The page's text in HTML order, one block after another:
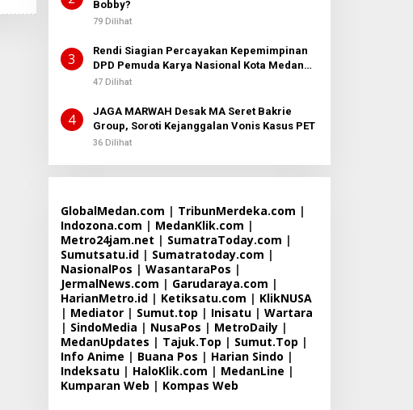
Bobby?
79 Dilihat
3
Rendi Siagian Percayakan Kepemimpinan
DPD Pemuda Karya Nasional Kota Medan
kepada Josef Sembiring
47 Dilihat
4
JAGA MARWAH Desak MA Seret Bakrie
Group, Soroti Kejanggalan Vonis Kasus PET
36 Dilihat
GlobalMedan.com | TribunMerdeka.com |
Indozona.com | MedanKlik.com |
Metro24jam.net | SumatraToday.com |
Sumutsatu.id| Sumatratoday.com |
NasionalPos | WasantaraPos |
JermalNews.com | Garudaraya.com |
HarianMetro.id| Ketiksatu.com | KlikNUSA
| Mediator| Sumut.top | Inisatu| Wartara
| SindoMedia | NusaPos | MetroDaily|
MedanUpdates | Tajuk.Top | Sumut.Top |
Info Anime | Buana Pos | Harian Sindo |
Indeksatu| HaloKlik.com | MedanLine |
Kumparan Web | Kompas Web